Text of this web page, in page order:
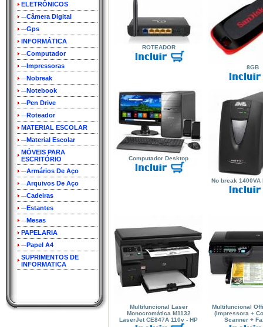
ELETRÔNICOS
---Câmera Digital
---Gps
INFORMÁTICA
---Computador
---Impressoras
---Nobreak
---Notebook
---Pen Drive
---Roteador
MATERIAL ESCOLAR
---Material Escolar
MÓVEIS PARA
ESCRITÓRIO
---Armários De Aço
---Arquivos De Aço
---Cadeiras
---Estantes
---Mesas
PAPELARIA
---Papel A4
SUPRIMENTOS DE
INFORMATICA
ROTEADOR
8GB
Computador Desktop
No break 1400VA
Multifuncional Laser
Monocromática M1132
LaserJet CE847A 110v - HP
Multifuncional
(Impressora +
Scanner +